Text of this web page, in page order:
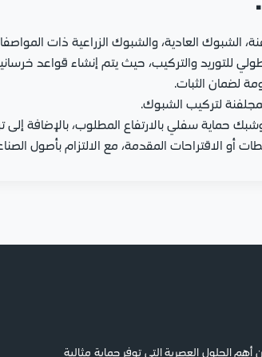
الشبوك العادية، والشبوك الزراعية ذات
للتوريد والتركيب، حيث يتم إنشاء قواعد
لضمان الثبات.
لتركيب الشبوك.
حماية سفلي بالارتفاع المطلوب، بالإضافة
أو الاقتراحات المقدمة، مع الالتزام بأصول
الحلول العصرية التي توفر حماية مثالية